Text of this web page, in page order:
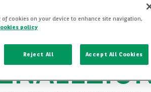
cookies on your device to enhance site navigation,
policy
Reject All Accept All Cookies